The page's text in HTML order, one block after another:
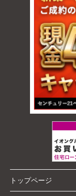
トップページ